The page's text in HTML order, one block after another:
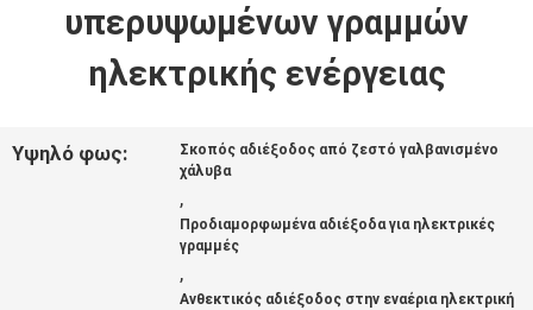
ΓΎΡΟΣ
ΕΡΓΟΣΤΑΣΊΩΝ
ΠΟΙΟΤΙΚΌΣ
υπερυψωμένων γραμμών
ηλεκτρικής ενέργειας
Υψηλό φως:
Σκοπός αδιέξοδος από ζεστό γαλβανισμένο
χάλυβα
,
Προδιαμορφωμένα αδιέξοδα για ηλεκτρικές
γραμμές
,
Ανθεκτικός αδιέξοδος στην εναέρια ηλεκτρική